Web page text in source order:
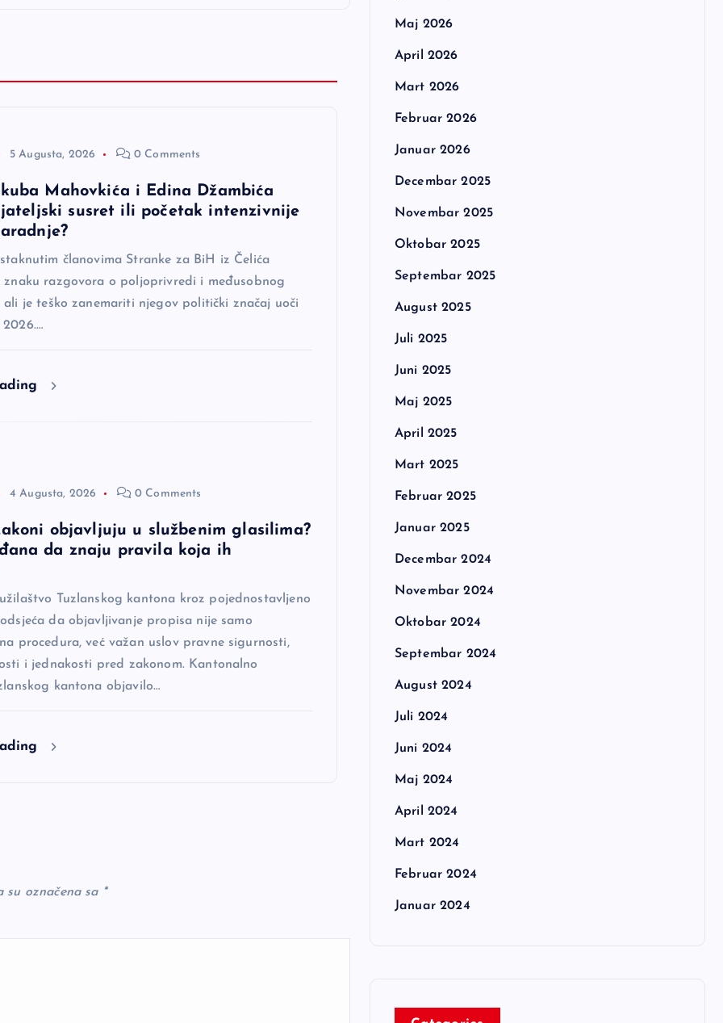
5 Augusta, 2026 0 Comments
Mahovkića i Edina Džambića
susret ili početak intenzivnije
članovima Stranke za BiH iz Čelića
znaku razgovora o poljoprivredi i međusobnog
ali je teško zanemariti njegov politički značaj uoči
4 Augusta, 2026 0 Comments
objavljuju u službenim glasilima?
da znaju pravila koja ih
Tuzlanskog kantona kroz pojednostavljeno
da objavljivanje propisa nije samo
procedura, već važan uslov pravne sigurnosti,
i jednakosti pred zakonom. Kantonalno
kantona objavilo…
su označena sa *
Maj 2026
April 2026
Mart 2026
Februar 2026
Januar 2026
Decembar 2025
Novembar 2025
Oktobar 2025
Septembar 2025
August 2025
Juli 2025
Juni 2025
Maj 2025
April 2025
Mart 2025
Februar 2025
Januar 2025
Decembar 2024
Novembar 2024
Oktobar 2024
Septembar 2024
August 2024
Juli 2024
Juni 2024
Maj 2024
April 2024
Mart 2024
Februar 2024
Januar 2024